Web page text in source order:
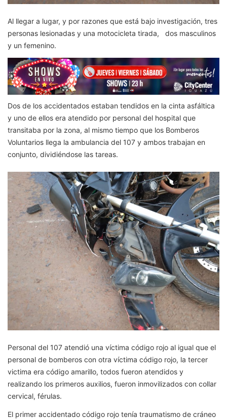
Al llegar a lugar, y por razones que está bajo investigación, tres
personas lesionadas y una motocicleta tirada, dos masculinos
y un femenino.
Dos de los accidentados estaban tendidos en la cinta asfáltica
y uno de ellos era atendido por personal del hospital que
transitaba por la zona, al mismo tiempo que los Bomberos
Voluntarios llega la ambulancia del 107 y ambos trabajan en
conjunto, dividiéndose las tareas.
Personal del 107 atendió una víctima código rojo al igual que el
personal de bomberos con otra víctima código rojo, la tercer
victima era código amarillo, todos fueron atendidos y
realizando los primeros auxilios, fueron inmovilizados con collar
cervical, férulas.
El primer accidentado código rojo tenía traumatismo de cráneo